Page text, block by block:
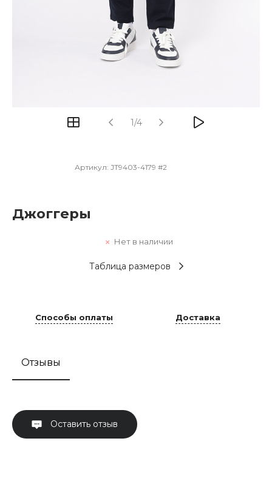
1/4
Артикул: JT9403-4179 #2
Джоггеры
Нет в наличии
Таблица размеров
Способы оплаты Доставка
Отзывы
Оставить отзыв